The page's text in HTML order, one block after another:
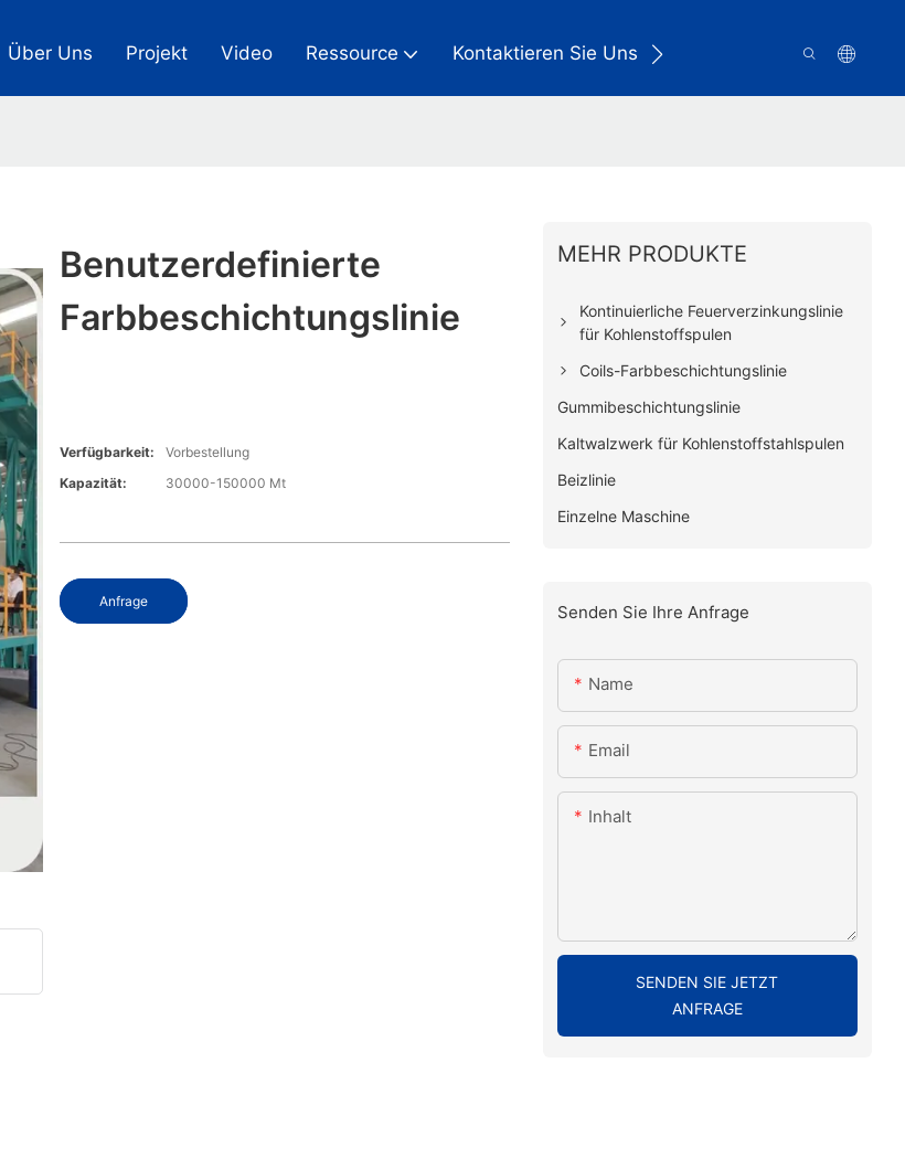
Über Uns Projekt Video Ressource Kontaktieren Sie Uns
Benutzerdefinierte
Farbbeschichtungslinie
Verfügbarkeit:
Vorbestellung
Kapazität:
30000-150000 Mt
Anfrage
MEHR PRODUKTE
Kontinuierliche Feuerverzinkungslinie
für Kohlenstoffspulen
Coils-Farbbeschichtungslinie
Gummibeschichtungslinie
Kaltwalzwerk für Kohlenstoffstahlspulen
Beizlinie
Einzelne Maschine
Senden Sie Ihre Anfrage
Name
Email
Inhalt
SENDEN SIE JETZT
ANFRAGE